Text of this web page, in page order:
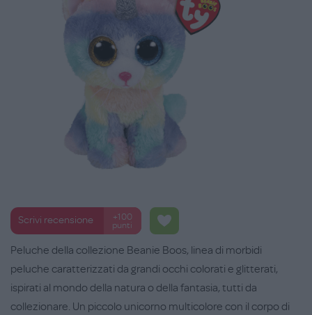
Scrivi recensione
+100
punti
Peluche della collezione Beanie Boos, linea di morbidi
peluche caratterizzati da grandi occhi colorati e glitterati,
ispirati al mondo della natura o della fantasia, tutti da
collezionare. Un piccolo unicorno multicolore con il corpo di